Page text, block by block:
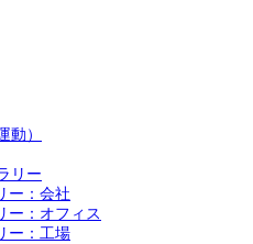
動）
リー
ー：会社
ー：オフィス
ー：工場